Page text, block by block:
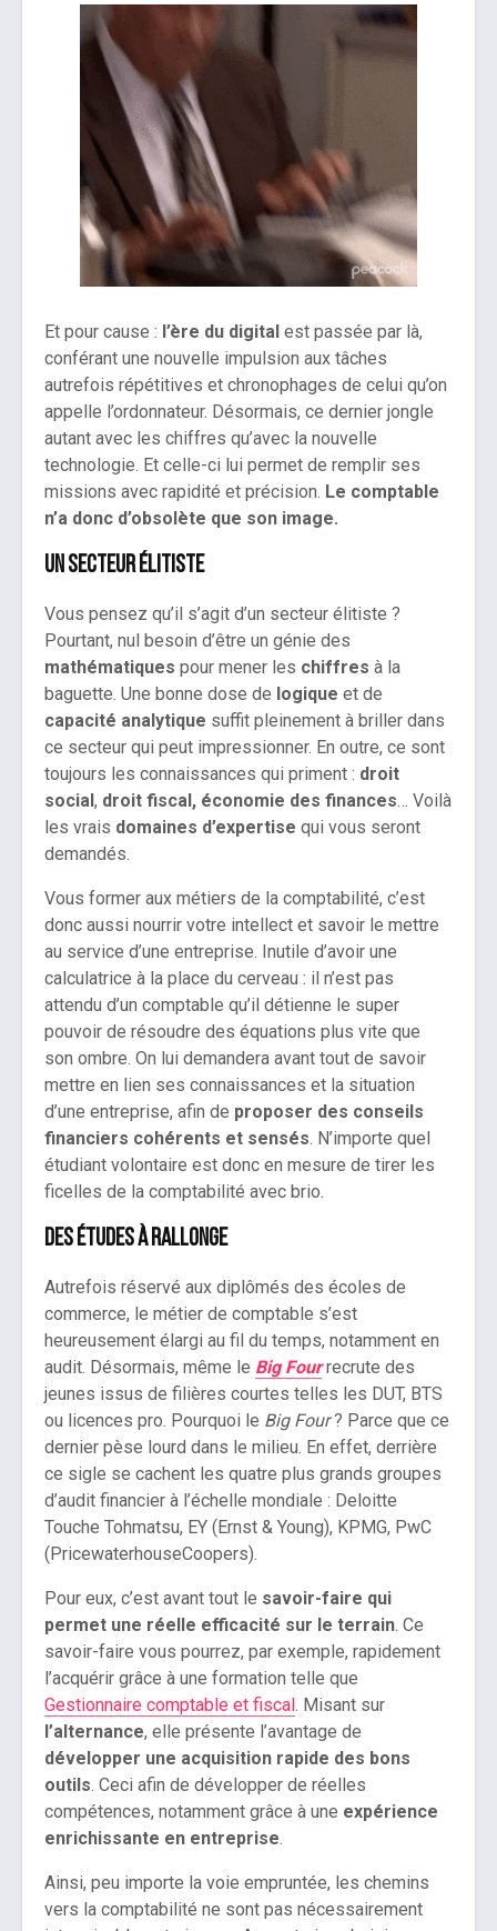
Et pour cause : l’ère du digital est passée par là,
conférant une nouvelle impulsion aux tâches
autrefois répétitives et chronophages de celui qu’on
appelle l’ordonnateur. Désormais, ce dernier jongle
autant avec les chiffres qu’avec la nouvelle
technologie. Et celle-ci lui permet de remplir ses
missions avec rapidité et précision. Le comptable
n’a donc d’obsolète que son image.
Un secteur élitiste
Vous pensez qu’il s’agit d’un secteur élitiste ?
Pourtant, nul besoin d’être un génie des
mathématiques pour mener les chiffres à la
baguette. Une bonne dose de logique et de
capacité analytique suffit pleinement à briller dans
ce secteur qui peut impressionner. En outre, ce sont
toujours les connaissances qui priment : droit
social , droit fiscal, économie des finances… Voilà
les vrais domaines d’expertise qui vous seront
demandés.
Vous former aux métiers de la comptabilité, c’est
donc aussi nourrir votre intellect et savoir le mettre
au service d’une entreprise. Inutile d’avoir une
calculatrice à la place du cerveau : il n’est pas
attendu d’un comptable qu’il détienne le super
pouvoir de résoudre des équations plus vite que
son ombre. On lui demandera avant tout de savoir
mettre en lien ses connaissances et la situation
d’une entreprise, afin de proposer des conseils
financiers cohérents et sensés. N’importe quel
étudiant volontaire est donc en mesure de tirer les
ficelles de la comptabilité avec brio.
Des études à rallonge
Autrefois réservé aux diplômés des écoles de
commerce, le métier de comptable s’est
heureusement élargi au fil du temps, notamment en
audit. Désormais, même le Big Four recrute des
jeunes issus de filières courtes telles les DUT, BTS
ou licences pro. Pourquoi le Big Four? Parce que ce
dernier pèse lourd dans le milieu. En effet, derrière
ce sigle se cachent les quatre plus grands groupes
d’audit financier à l’échelle mondiale : Deloitte
Touche Tohmatsu, EY (Ernst & Young), KPMG, PwC
(PricewaterhouseCoopers).
Pour eux, c’est avant tout le savoir-faire qui
permet une réelle efficacité sur le terrain. Ce
savoir-faire vous pourrez, par exemple, rapidement
l’acquérir grâce à une formation telle que
Gestionnaire comptable et fiscal . Misant sur
l’alternance, elle présente l’avantage de
développer une acquisition rapide des bons
outils. Ceci afin de développer de réelles
compétences, notamment grâce à une expérience
enrichissante en entreprise.
Ainsi, peu importe la voie empruntée, les chemins
vers la comptabilité ne sont pas nécessairement